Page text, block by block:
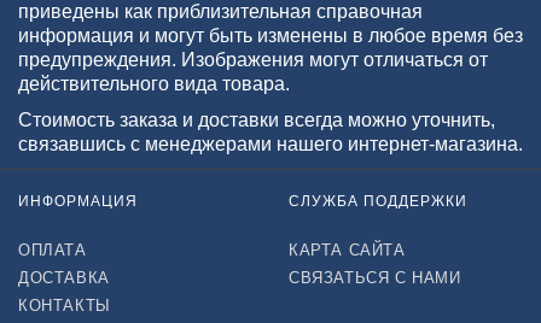
приведены как приблизительная справочная
информация и могут быть изменены в любое время без
предупреждения. Изображения могут отличаться от
действительного вида товара.
Стоимость заказа и доставки всегда можно уточнить,
связавшись с менеджерами нашего интернет-магазина.
ИНФОРМАЦИЯ
ОПЛАТА
ДОСТАВКА
КОНТАКТЫ
СЛУЖБА ПОДДЕРЖКИ
КАРТА САЙТА
СВЯЗАТЬСЯ С НАМИ